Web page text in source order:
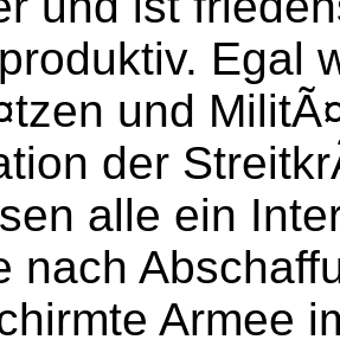
Egal
und
der
alle ein
nach
Armee